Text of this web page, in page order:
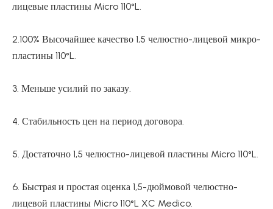
лицевые пластины Micro 110°L.
2.100% Высочайшее качество 1,5 челюстно-лицевой микро-
пластины 110°L.
3. Меньше усилий по заказу.
4. Стабильность цен на период договора.
5. Достаточно 1,5 челюстно-лицевой пластины Micro 110°L.
6. Быстрая и простая оценка 1,5-дюймовой челюстно-
лицевой пластины Micro 110°L XC Medico.